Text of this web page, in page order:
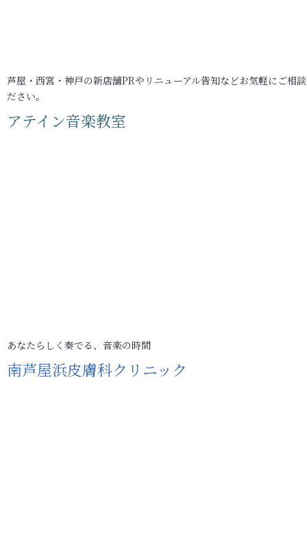
芦屋・西宮・神戸の新店舗PRやリニューアル告知などお気軽にご相
ださい。
アテイン音楽教室
あなたらしく奏でる、音楽の時間
南芦屋浜皮膚科クリニック